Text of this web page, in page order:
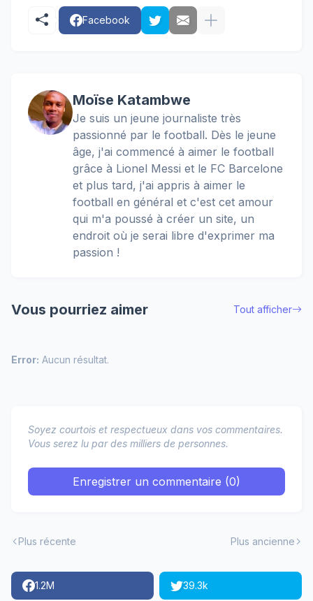
Facebook
Moïse Katambwe
Je suis un jeune journaliste très
passionné par le football. Dès le jeune
âge, j'ai commencé à aimer le football
grâce à Lionel Messi et le FC Barcelone
et plus tard, j'ai appris à aimer le
football en général et c'est cet amour
qui m'a poussé à créer un site, un
endroit où je serai libre d'exprimer ma
passion !
Vous pourriez aimer Tout afficher
Error: Aucun résultat.
Soyez courtois et respectueux dans vos commentaires.
Vous serez lu par des milliers de personnes.
Enregistrer un commentaire (0)
Plus récente Plus ancienne
1.2M 39.3k